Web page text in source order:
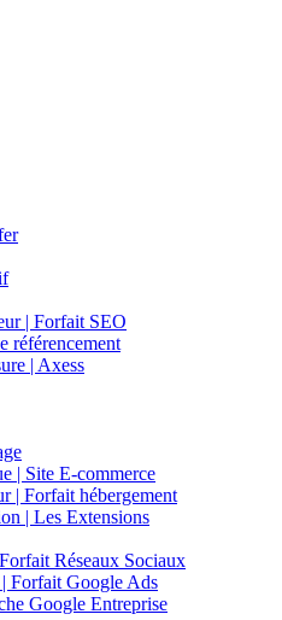
| Forfait SEO
référencement
| Axess
| Site E-commerce
| Forfait hébergement
| Les Extensions
Réseaux Sociaux
Forfait Google Ads
Google Entreprise